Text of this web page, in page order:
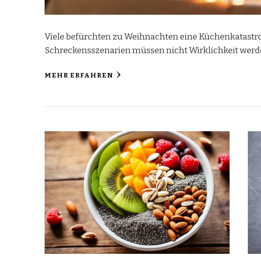
Viele befürchten zu Weihnachten eine
Schreckensszenarien müssen nicht Wirklichkeit
MEHR ERFAHREN